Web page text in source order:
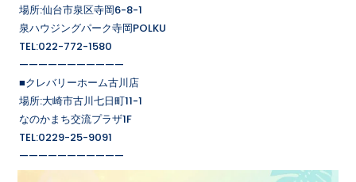
場所:仙台市泉区寺岡6-8-1
泉ハウジングパーク寺岡POLKU
TEL:022-772-1580
———————————
■クレバリーホーム古川店
場所:大崎市古川七日町11-1
なのかまち交流プラザ1F
TEL:0229-25-9091
———————————